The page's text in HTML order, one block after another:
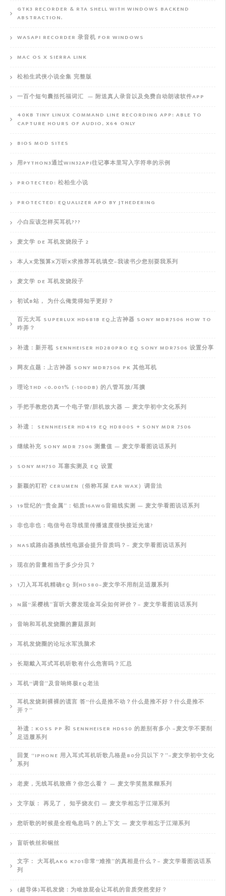
GTK3 RECORDER & RTA SHELL WITH WINDOWS BACKEND
ABSTRACTION.
WASAPI RECORDER 录音机 FOR WINDOWS
MAC OS X SIERRA LINK
松柏生武侠小说全集 完整版
一百个短句囊括托福词汇 — 附送真人录音以及免费自动朗读软件APP
40KB TINY LINUX COMMAND LINE RECORDING APP: ABLE TO
CAPTURE HOURS OF AUDIO, X64 ONLY
BIOS MOD SITES
用PYTHON3通过WIN32API往记事本里写入字符串的示例
PROTECTED: 松柏生小说
PROTECTED: EQUALIZER APO BY JTHEDERING
小白应该怎样买耳机???
麦文学 DE 耳机发烧段子 2
本人X党预算X万听X求推荐耳机填空–我读书少您别耍我系列
麦文学 DE 耳机发烧段子
初试B站， 为什么俺觉得知乎更好？
百元大耳 SUPERLUX HD681B EQ上古神器 SONY MDR7506 HOW TO
咋弄？
补遗：新开苞 SENNHEISER HD280PRO EQ SONY MDR7506 设置分享
网友点题：上古神器 SONY MDR7506 PK 其他耳机
理论THD <0.001% (-100DB) 的八管耳放/耳擴
手把手教您仿真一个电子管/胆机放大器 — 麦文学初中文化系列
补遗： SENNHEISER HD419 EQ HD800S + SONY MDR 7506
继续补充 SONY MDR 7506 测量值 — 麦文学看图说话系列
SONY MH750 耳塞实测及 EQ 设置
新颖的耵聍 CERUMEN（俗称耳屎 EAR WAX）调音法
19世纪的“贵金属”：铝质16AWG音箱线实测 — 麦文学看图说话系列
非也非也：电信号在导线里传播速度很快接近光速?
NAS或路由器换线性电源会提升音质吗？– 麦文学看图说话系列
现在的音量相当于多少分贝？
1刀入耳耳机精确EQ 到HD580–麦文学不用削足适履系列
N届“采樱桃”盲听大赛发现金耳朵如何评价？– 麦文学看图说话系列
音响和耳机发烧圈的蘑菇原则
耳机发烧圈的论坛水军洗脑术
长期戴入耳式耳机听歌有什么危害吗？汇总
耳机“调音”及音响终极EQ老法
耳机发烧刺裸裸的谎言 答“什么是推不动？什么是推不好？什么是推不
开？”
补遗：KOSS PP 和 SENNHEISER HD650 的差别有多小 –麦文学不要削
足适履系列
回复 “IPHONE 用入耳式耳机听歌几格是80分贝以下？”–麦文学初中文化
系列
老麦，无线耳机致癌？你怎么看？ — 麦文学笑熬浆糊系列
文字版： 再见了， 知乎烧友们 — 麦文学相忘于江湖系列
您听歌的时候是全程龟息吗？的上下文 — 麦文学相忘于江湖系列
盲听铁丝和铜丝
文字： 大耳机AKG K701非常“难推”的真相是什么？– 麦文学看图说话系
列
(超导体)耳机发烧：为啥放屁会让耳机的音质突然变好？